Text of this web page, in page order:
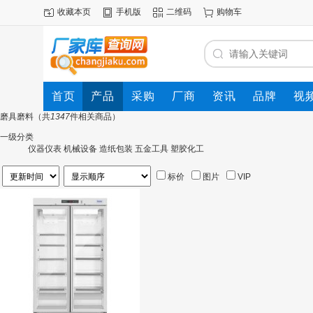
收藏本页 手机版 二维码 购物车
首页 产品 采购 厂商 资讯 品牌 视
磨具磨料 （共1347件相关商品）
一级分类
仪器仪表 机械设备 造纸包装 五金工具 塑胶化工
标价 图片 VIP